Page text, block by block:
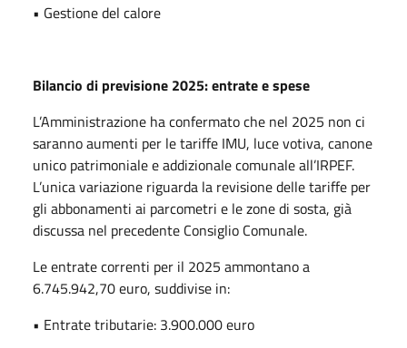
• Gestione del calore
Bilancio di previsione 2025: entrate e spese
L’Amministrazione ha confermato che nel 2025 non ci
saranno aumenti per le tariffe IMU, luce votiva, canone
unico patrimoniale e addizionale comunale all’IRPEF.
L’unica variazione riguarda la revisione delle tariffe per
gli abbonamenti ai parcometri e le zone di sosta, già
discussa nel precedente Consiglio Comunale.
Le entrate correnti per il 2025 ammontano a
6.745.942,70 euro, suddivise in:
• Entrate tributarie: 3.900.000 euro